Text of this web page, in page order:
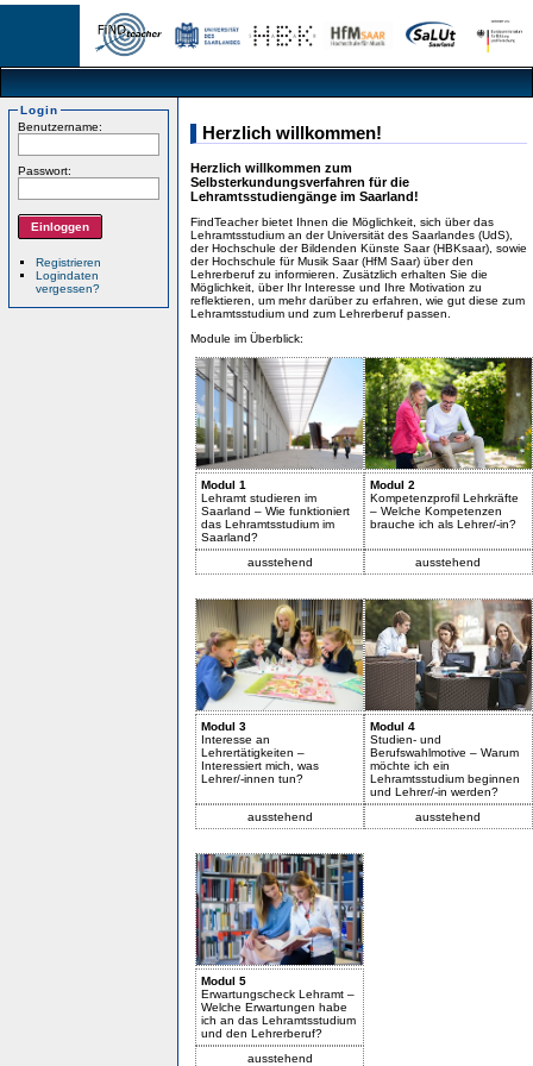
Login
Benutzername:
Passwort:
Registrieren
Logindaten
vergessen?
Herzlich willkommen!
Herzlich willkommen zum
Selbsterkundungsverfahren für die
Lehramtsstudiengänge im Saarland!
FindTeacher bietet Ihnen die Möglichkeit, sich über das
Lehramtsstudium an der Universität des Saarlandes (UdS),
der Hochschule der Bildenden Künste Saar (HBKsaar), sowie
der Hochschule für Musik Saar (HfM Saar) über den
Lehrerberuf zu informieren. Zusätzlich erhalten Sie die
Möglichkeit, über Ihr Interesse und Ihre Motivation zu
reflektieren, um mehr darüber zu erfahren, wie gut diese zum
Lehramtsstudium und zum Lehrerberuf passen.
Module im Überblick:
Modul 1
Lehramt studieren im
Saarland – Wie funktioniert
das Lehramtsstudium im
Saarland?
ausstehend
Modul 2
Kompetenzprofil Lehrkräfte
– Welche Kompetenzen
brauche ich als Lehrer/-in?
ausstehend
Modul 3
Interesse an
Lehrertätigkeiten –
Interessiert mich, was
Lehrer/-innen tun?
ausstehend
Modul 4
Studien- und
Berufswahlmotive – Warum
möchte ich ein
Lehramtsstudium beginnen
und Lehrer/-in werden?
ausstehend
Modul 5
Erwartungscheck Lehramt –
Welche Erwartungen habe
ich an das Lehramtsstudium
und den Lehrerberuf?
ausstehend